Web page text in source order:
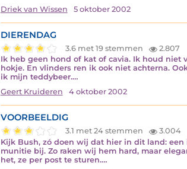
Driek van Wissen
5 oktober 2002
DIERENDAG
3.6 met 19 stemmen
2.807
Ik heb geen hond of kat of cavia. Ik houd niet
hokje. En vlinders ren ik ook niet achterna.
ik mijn teddybeer.…
Geert Kruideren
4 oktober 2002
VOORBEELDIG
3.1 met 24 stemmen
3.004
Kijk Bush, zó doen wij dat hier in dit land:
munitie bij. Zo raken wij hem hard, maar
het, ze per post te sturen.…